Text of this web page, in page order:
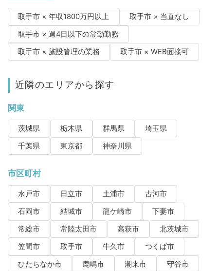
取手市 × 年収1800万円以上
取手市 × 当直なし
取手市 × 週4日以下の常勤勤務
取手市 × 施設管理の業務
取手市 × WEB面接可
近隣のエリアから探す
関東
茨城県 栃木県 群馬県
埼玉県
千葉県
東京都 神奈川県
市区町村
水戸市 日立市 土浦市
古河市
石岡市
結城市 龍ケ崎市
下妻市
常総市
常陸太田市 高萩市
北茨城市
笠間市
取手市 牛久市
つくば市
ひたちなか市
鹿嶋市 潮来市
守谷市